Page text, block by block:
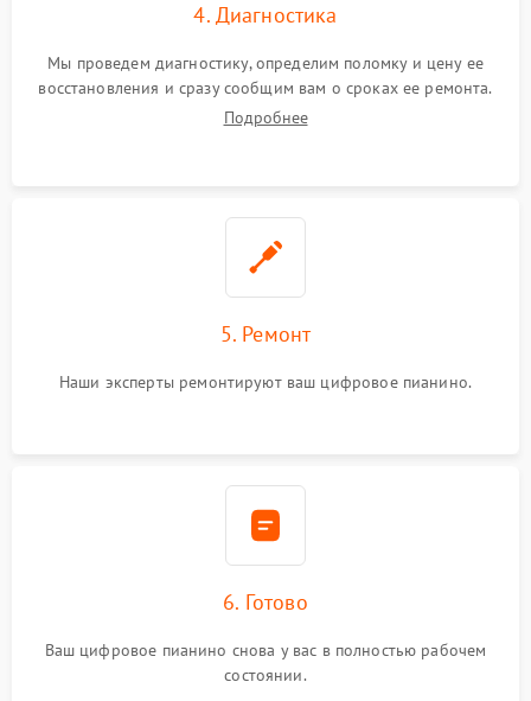
4. Диагностика
Мы проведем диагностику, определим поломку и цену ее
восстановления и сразу сообщим вам о сроках ее ремонта.
Подробнее
5. Ремонт
Наши эксперты ремонтируют ваш цифровое пианино.
6. Готово
Ваш цифровое пианино снова у вас в полностью рабочем
состоянии.